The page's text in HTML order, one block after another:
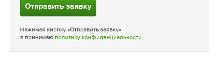
Отправить заявку
Нажимая кнопку «Отправить заявку»
я принимаю политику конфиденциальности